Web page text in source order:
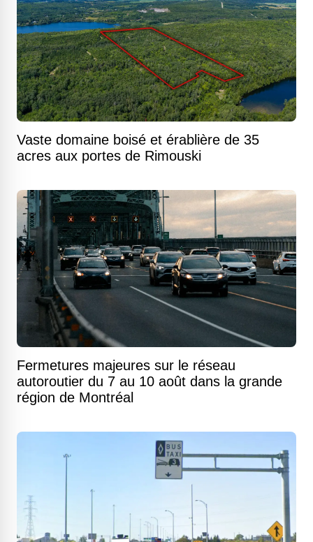
Vaste domaine boisé et érablière de 35
acres aux portes de Rimouski
Fermetures majeures sur le réseau
autoroutier du 7 au 10 août dans la grande
région de Montréal